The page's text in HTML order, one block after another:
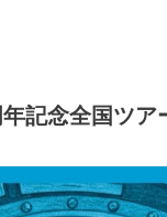
記念全国ツ